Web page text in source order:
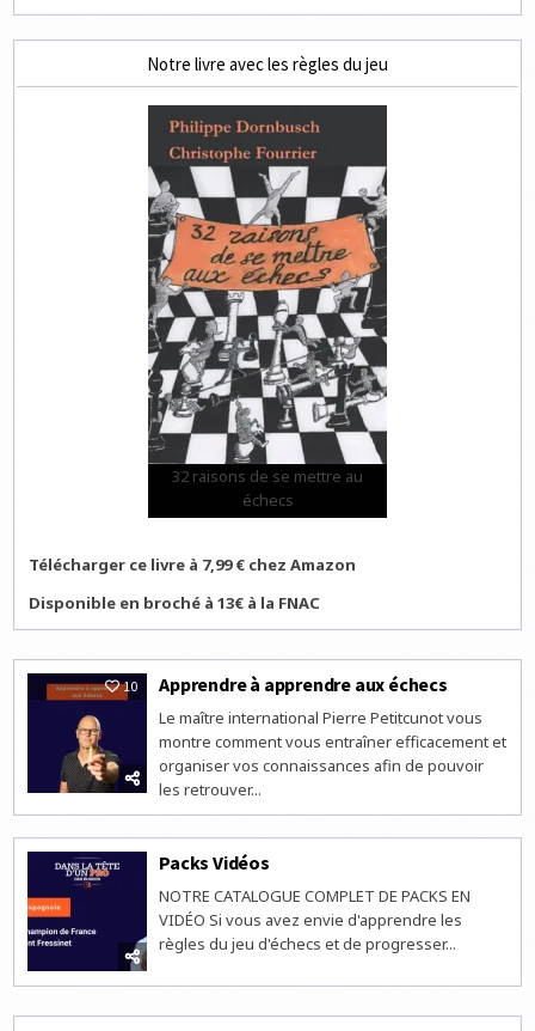
Notre livre avec les règles du jeu
32 raisons de se mettre au
échecs
Télécharger ce livre à 7,99 € chez Amazon
Disponible en broché à 13€ à la FNAC
10 Apprendre à apprendre aux échecs
Le maître international Pierre Petitcunot vous
montre comment vous entraîner efficacement et
organiser vos connaissances afin de pouvoir
les retrouver...
Packs Vidéos
NOTRE CATALOGUE COMPLET DE PACKS EN
VIDÉO Si vous avez envie d'apprendre les
règles du jeu d'échecs et de progresser...